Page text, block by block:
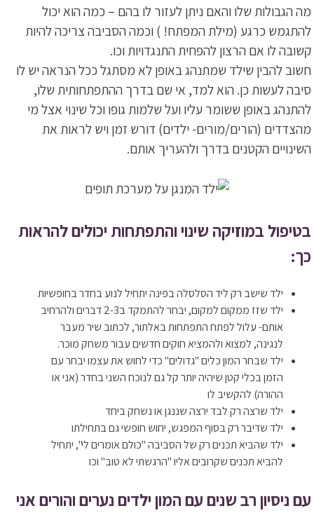
מה הגבולות שלו והאם ניתן לעזור לו בהם – כמה הוא יכול
להתגמש כרגע (מילת המפתח! ) וכמה הסביבה צריכה להיות
קשובה לו אם הרצון להפחית התנגדויות וכו.
חשוב להבין שילד שמתנהג באופן לא מסתגל ככל הנראה יש לו
סיבה לעשות כן. הוא למד, אי שם בדרך ההתפתחותית שלו,
להתנהג באופן ששומר עליו ועל שלמות גופו וכל שינוי אצל מי
מהצדדים (הורים/מורים- ילדים) דורש זמן ויש לראות את
השינויים הקטנים בדרך ולהעריך אותם.
בטיפול במוזיקה שינוי והתפתחות יכולים להראות
כך:
ילד שישב רק ליד הסלסלה בפינה יתחיל לנוע בחדר בחופשיות
ילד שזז ממקום למקום, יבחר להתמקד ב2-3 דברים ולהרחיב
אותם- עלול לפתח התפתחות באלתור, לכתוב שיר מעבר
לנגינה, למצוא ולהמציא חוקים חדשים עבור משחק מוכר.
ילד שבחר המון כלים "גדולים" כדי לחוש את עצמו יבחר עם
הזמן בכלי קטן שיהיה יותר קל גם לנוכח השני בחדר (אני או
ההורה) להקשיב לו
ילד שרצה רק לבד ירצה שננגן או נשחק ביחד
ילד שדיבר רק בסוף המפגש, יחוש חופשי גם בתחילתו
ילד שהביא תכנים רק של הסביבה "כולם אומרים לי", יתחיל
להביא תכנים שקרובים אליו "הרגשתי לא טוב" וכו
עם ניסיון רב שנים עם המון ילדים נערים והורים אני